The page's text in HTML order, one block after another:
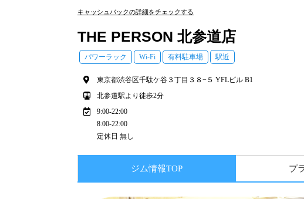
キャッシュバックの詳細をチェックする
THE PERSON 北参道店
パワーラック Wi-Fi 有料駐車場 駅近
東京都渋谷区千駄ケ谷３丁目３８−５ YFLビル B1
北参道駅より徒歩2分
9:00-22:00
8:00-22:00
定休日 無し
ジム情報TOP プ